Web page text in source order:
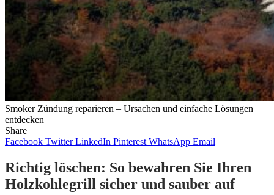
Smoker Zündung reparieren – Ursachen und einfache Lösungen
entdecken
Share
Facebook Twitter LinkedIn Pinterest WhatsApp Email
Richtig löschen: So bewahren Sie Ihren
Holzkohlegrill sicher und sauber auf